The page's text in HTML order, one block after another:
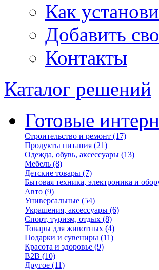
Как
Добавить
Контакты
Каталог решений
Готовые
Строительство и ремонт (17)
Продукты питания (21)
Одежда, обувь, аксессуары (13)
Мебель (8)
Детские товары (7)
Бытовая техника, электроника и
Авто (9)
Универсальные (54)
Украшения, аксессуары (6)
Спорт, туризм, отдых (8)
Товары для животных (4)
Подарки и сувениры (11)
Красота и здоровье (9)
B2B (10)
Другое (11)